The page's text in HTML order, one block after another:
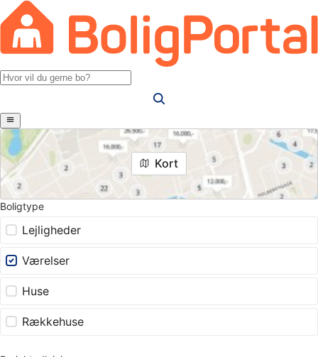
Kort
Boligtype
Lejligheder
Værelser
Huse
Rækkehuse